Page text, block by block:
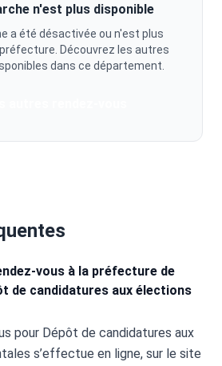
n'est plus disponible
a été désactivée ou n'est plus
Découvrez les autres
dans ce département.
vous à la préfecture de
de candidatures aux élections
pour Dépôt de candidatures aux
s’effectue en ligne, sur le site